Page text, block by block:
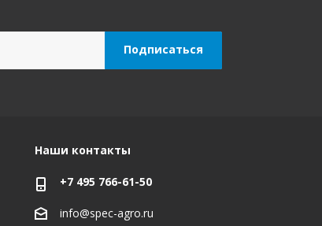
Наши контакты
+7 495 766-61-50
info@spec-agro.ru